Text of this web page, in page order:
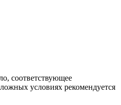
соответствующее
условиях рекомендуется